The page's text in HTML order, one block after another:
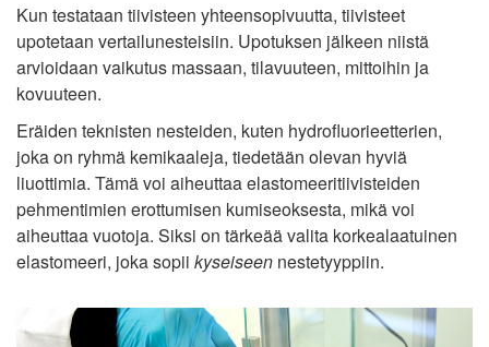
Kun testataan tiivisteen yhteensopivuutta, tiivisteet
upotetaan vertailunesteisiin. Upotuksen jälkeen niistä
arvioidaan vaikutus massaan, tilavuuteen, mittoihin ja
kovuuteen.
Eräiden teknisten nesteiden, kuten hydrofluorieetterien,
joka on ryhmä kemikaaleja, tiedetään olevan hyviä
liuottimia. Tämä voi aiheuttaa elastomeeritiivisteiden
pehmentimien erottumisen kumiseoksesta, mikä voi
aiheuttaa vuotoja. Siksi on tärkeää valita korkealaatuinen
elastomeeri, joka sopii kyseiseen nestetyyppiin.